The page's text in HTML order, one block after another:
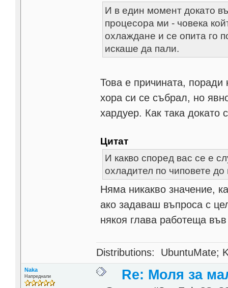
И в един момент докато
процесора ми - човека
охлаждане и се опита го
искаше да пали.
Това е причината,
хора си се събрал, но
хардуер. Как така
Цитат
И какво според вас се е
охладител по чиповете
Няма никакво значение,
ако задаваш въпроса с
някоя глава работеща
Distributions: UbuntuMate;
Naka
Напреднали Re: Моля за